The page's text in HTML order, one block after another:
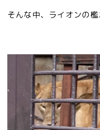
そんな中、ライオンの檻